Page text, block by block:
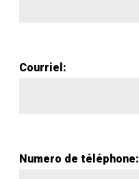
Courriel:
Numero de téléphone: